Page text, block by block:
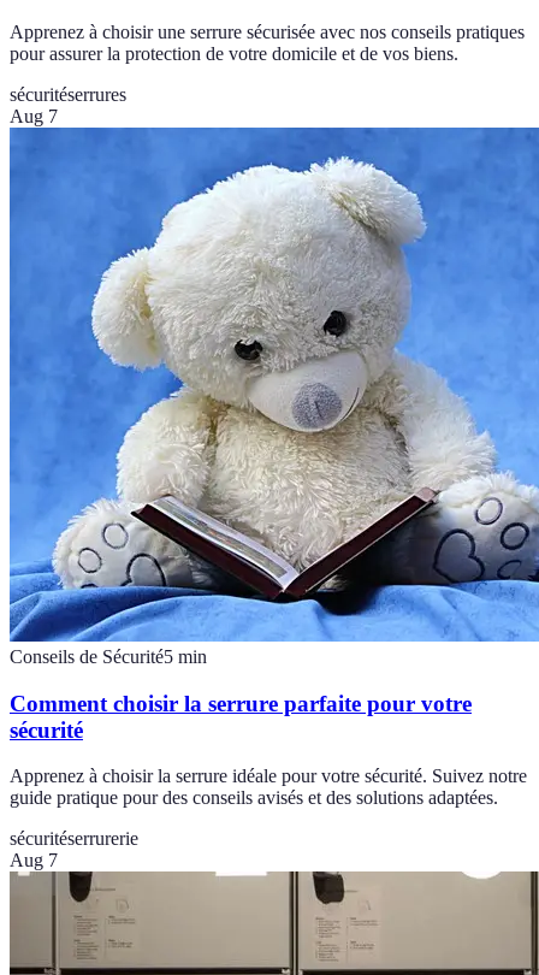
Apprenez à choisir une serrure sécurisée avec nos conseils pratiques
pour assurer la protection de votre domicile et de vos biens.
sécuritéserrures
Aug 7
Conseils de Sécurité5 min
Comment choisir la serrure parfaite pour votre
sécurité
Apprenez à choisir la serrure idéale pour votre sécurité. Suivez notre
guide pratique pour des conseils avisés et des solutions adaptées.
sécuritéserrurerie
Aug 7